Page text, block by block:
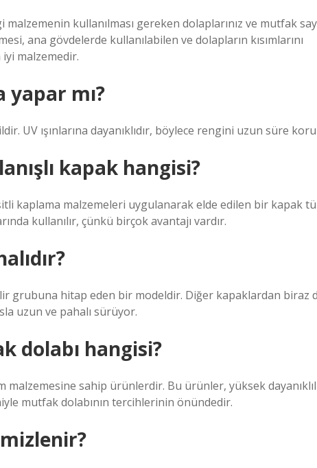
kullanılması gereken dolaplarınız ve mutfak
ana gövdelerde kullanılabilen ve dolapların kısımlarını
malzemedir.
mı?
UV ışınlarına dayanıklıdır, böylece rengini uzun süre
kapak hangisi?
kaplama malzemeleri uygulanarak elde edilen bir kapak
kullanılır, çünkü birçok avantajı vardır.
grubuna hitap eden bir modeldir. Diğer kapaklardan biraz
uzun ve pahalı sürüyor.
dolabı hangisi?
sahip ürünlerdir. Bu ürünler, yüksek
mutfak dolabının tercihlerinin önündedir.